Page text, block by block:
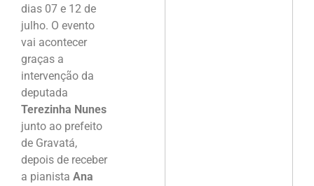
dias 07 e 12 de
julho. O evento
vai acontecer
graças a
intervenção da
deputada
Terezinha Nunes
junto ao prefeito
de Gravatá,
depois de receber
a pianista Ana